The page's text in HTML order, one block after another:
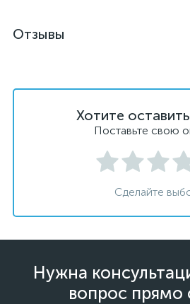
Отзывы
Хотите
Поставьте свою
Сделайте
Нужна
вопрос прямо